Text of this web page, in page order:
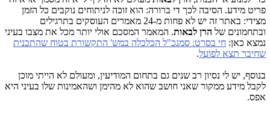
פריט מידע. הסיבה לכך די ברורה: הוא זוכה לניתוחים נוקבים כל הזמן
מצידי: באתר זה יש לא פחות מ-24 מאמרים העוסקים בתרגילים
ובתחמונים של הרן לבאות. המאמר המסכם אולי יותר מכל את מצבו בעיני
נמצא כאן: חי בסרט: סמנכ"ל הכלכלה במש' התקשורת בטוח שהתכנית
שחיבר תצא לפועל.
בנוסף, יש לי נסיון רב שנים גם בתחום המודיעין, ומעולם לא הייתי מוכן
לקבל מידע ממקור שאני חושב שהוא לא מהימן ושהאמינות שלו בעיני היא
אפס.